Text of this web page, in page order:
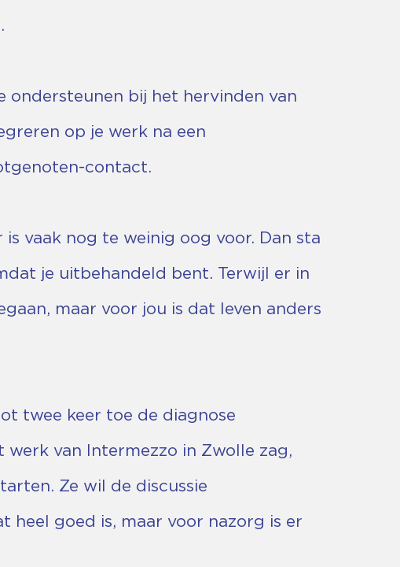
ondersteunen bij het hervinden van
op je werk na een
contact.
vaak nog te weinig oog voor. Dan sta
je uitbehandeld bent. Terwijl er in
maar voor jou is dat leven anders
twee keer toe de diagnose
werk van Intermezzo in Zwolle zag,
Ze wil de discussie
heel goed is, maar voor nazorg is er